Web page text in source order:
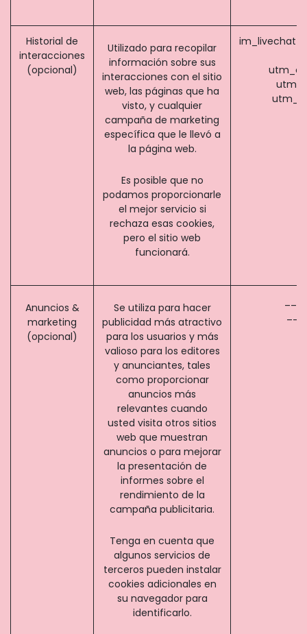
Historial de
interacciones
(opcional)
Utilizado para recopilar
información sobre sus
interacciones con el sitio
web, las páginas que ha
visto, y cualquier
campaña de marketing
específica que le llevó a
la página web.
Es posible que no
podamos proporcionarle
el mejor servicio si
rechaza esas cookies,
pero el sitio web
funcionará.
Anuncios &
marketing
(opcional)
Se utiliza para hacer
publicidad más atractivo
para los usuarios y más
valioso para los editores
y anunciantes, tales
como proporcionar
anuncios más
relevantes cuando
usted visita otros sitios
web que muestran
anuncios o para mejorar
la presentación de
informes sobre el
rendimiento de la
campaña publicitaria.
Tenga en cuenta que
algunos servicios de
terceros pueden instalar
cookies adicionales en
su navegador para
identificarlo.